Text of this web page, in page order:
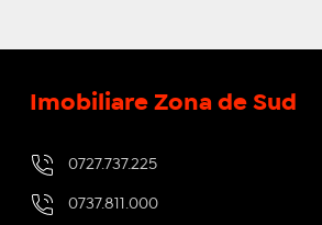
Imobiliare Zona de Sud
0727.737.225
0737.811.000